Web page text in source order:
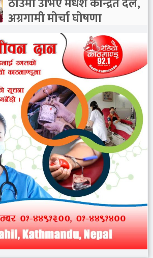
अग्रगामी मोर्चा घोषणा
हेटौंडा कपडा उद्योगका तान फेरि
चल्न थाले, परीक्षण सफल